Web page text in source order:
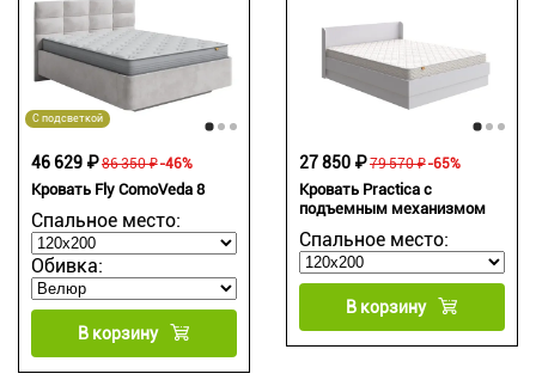
С подсветкой
Кровать Fly ComoVeda 8
Спальное место:
Обивка:
86 350 ₽
46 629 ₽ -46%
В корзину
Кровать Practica с
подъемным механизмом
Спальное место:
79 570 ₽
27 850 ₽ -65%
В корзину